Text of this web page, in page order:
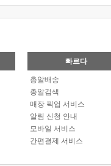
빠르다
총알배송
총알검색
매장 픽업 서비스
알림 신청 안내
모바일 서비스
간편결제 서비스